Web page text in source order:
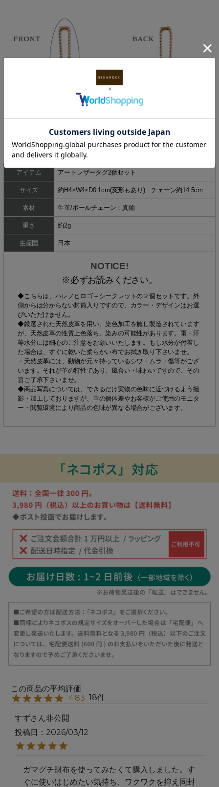
アイテム アートレザータグ2個セット
サイズ 約H4×W4×D0.1cm(変形もあり) チェーン約14.5cm
素材 牛革/ボールチェーン：真鍮
重さ 約2g
生産国 日本
NOTICE!
※必ずお読みください。
◆こちらは、ハレノヒロゴ＋シークレットの２個セットです。外
側からは分からない封筒入りですので、カラー・デザインはお選
びいただけません。
◆厳選された天然皮革を用い、染色加工を施し製造されています
が、天然皮革の性質上色落ち、染みの可能性があります。雨・汗
等水分には細心のご注意をお願いいたします。もし水分が付着し
た場合は、すぐに乾いた柔らかい布でお拭き取り下さいませ。
・天然皮革には、動物が元々持っているシワ・ムラ・傷等がござ
います。それが革の特性であり、風合い・味わいですので、その
旨ご了承下さいませ。
◆商品写真については、できるだけ実物の色味に近づけるよう撮
影・加工しておりますが、革の個体差やお客様がご使用のモニタ
ー・閲覧環境により商品の色味が異なる場合がございます。
4.83 18
すず
非公開
投稿日
2026/03/12
ガマグチ財布を使ってみたくて購入しました。す
ぐに使いはじめたい気持ち、ワクワクを抑え同封